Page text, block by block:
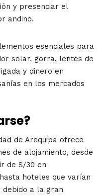
y presenciar el
andino.
esenciales para
solar, gorra, lentes de
y dinero en
en los mercados
de Arequipa ofrece
de alojamiento, desde
de S/30 en
hoteles que varían
debido a la gran